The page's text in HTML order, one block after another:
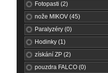
Fotopasti (2)
nože MIKOV (45)
Paralyzéry (0)
Hodinky (1)
získání ZP (2)
pouzdra FALCO (0)